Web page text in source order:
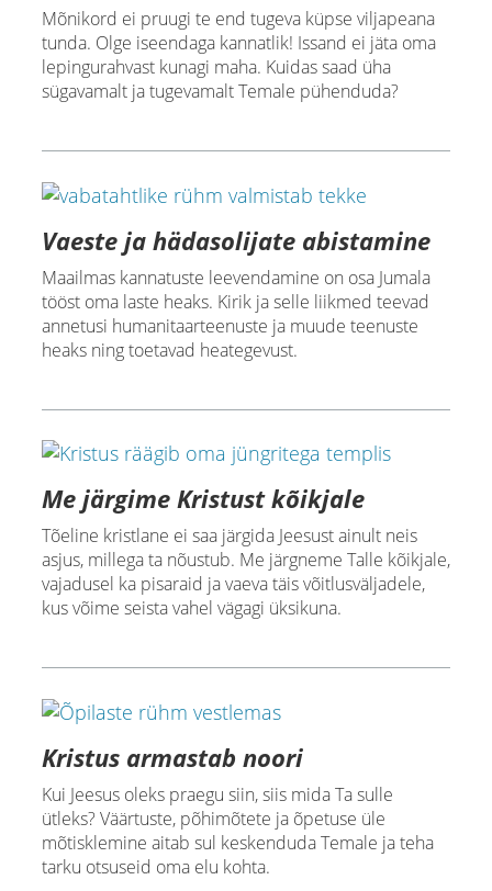
Mõnikord ei pruugi te end tugeva küpse viljapeana
tunda. Olge iseendaga kannatlik! Issand ei jäta oma
lepingurahvast kunagi maha. Kuidas saad üha
sügavamalt ja tugevamalt Temale pühenduda?
Vaeste ja hädasolijate abistamine
Maailmas kannatuste leevendamine on osa Jumala
tööst oma laste heaks. Kirik ja selle liikmed teevad
annetusi humanitaarteenuste ja muude teenuste
heaks ning toetavad heategevust.
Me järgime Kristust kõikjale
Tõeline kristlane ei saa järgida Jeesust ainult neis
asjus, millega ta nõustub. Me järgneme Talle kõikjale,
vajadusel ka pisaraid ja vaeva täis võitlusväljadele,
kus võime seista vahel vägagi üksikuna.
Kristus armastab noori
Kui Jeesus oleks praegu siin, siis mida Ta sulle
ütleks? Väärtuste, põhimõtete ja õpetuse üle
mõtisklemine aitab sul keskenduda Temale ja teha
tarku otsuseid oma elu kohta.